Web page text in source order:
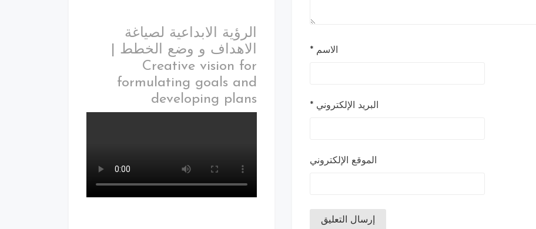
الاسم *
البريد الإلكتروني *
الموقع الإلكتروني
الرؤية الابداعية لصياغة
الاهداف و وضع الخطط |
Creative vision for
formulating goals and
developing plans